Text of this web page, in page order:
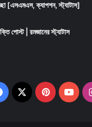
[এসএমএস, ক্যাপশন, স্ট্যাটাস]
পোস্ট | রমজানের স্ট্যাটাস
Facebook
X Pinterest